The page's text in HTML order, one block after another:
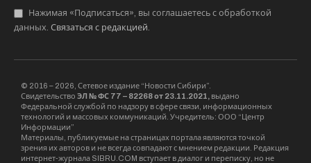
По данным телеграм-канала “Весь Улан-Удэ”,
родители пострадавших школьников
“ради развлечения”. Такой же версии
придерживается региональный СК, который
также начал проверку.